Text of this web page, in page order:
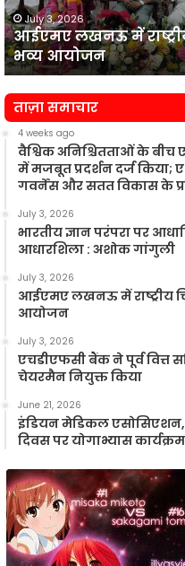
का
भव्य
आयोजन
July 3, 2026
आईएमए लखनऊ में
भव्य आयोजन
ताज़ा समाचार
4 weeks ago
वैश्विक अनिश्चितताओं के बीच
में मजबूत प्रदर्शन दर्ज किया;
गवर्नेंस और सतत विकास के
July 3, 2026
भारतीय ज्ञान परंपरा पर
आधारशिला : अशोक गांगुली
July 3, 2026
आईएमए लखनऊ में राष्ट्रीय
आयोजन
July 3, 2026
एचडीएफसी बैंक ने पूर्व वित्त
चेयरमैन नियुक्त किया
June 21, 2026
इंडियन मेडिकल एसोसिएशन,
दिवस पर योगाभ्यास